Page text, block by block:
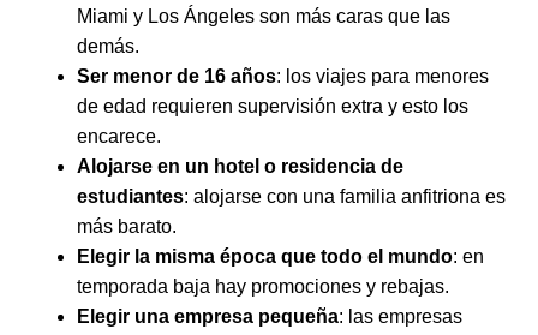
Miami y Los Ángeles son más caras que las
demás.
Ser menor de 16 años: los viajes para menores
de edad requieren supervisión extra y esto los
encarece.
Alojarse en un hotel o residencia de
estudiantes: alojarse con una familia anfitriona es
más barato.
Elegir la misma época que todo el mundo: en
temporada baja hay promociones y rebajas.
Elegir una empresa pequeña: las empresas